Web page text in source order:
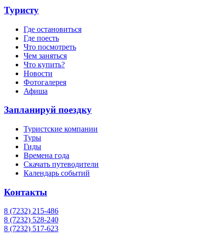
Туристу
Где остановиться
Где поесть
Что посмотреть
Чем заняться
Что купить?
Новости
Фотогалерея
Афиша
Запланируй поездку
Туристские компании
Туры
Гиды
Времена года
Скачать путеводители
Календарь событий
Контакты
8 (7232) 215-486
8 (7232) 528-240
8 (7232) 517-623